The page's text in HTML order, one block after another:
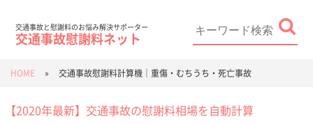
交通事故と慰謝料のお悩み解決サポーター
交通事故慰謝料ネット
HOME » 交通事故慰謝料計算機｜重傷・むちうち・死亡事故
【2020年最新】交通事故の慰謝料相場を自動計算